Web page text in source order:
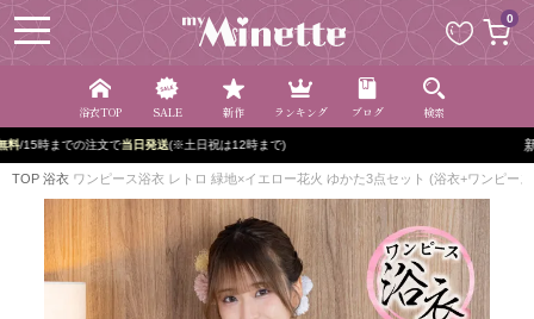
0
浴衣TOP SALE 新作 ランキング ブログ 検索
5,000円以上で送料無料/15時までの注文で
TOP 浴衣 ワンピース浴衣 レトロ 緑地×イエロー花火 ゆかた3点セット (浴衣+ワンピー
ペー
ジト
ップ